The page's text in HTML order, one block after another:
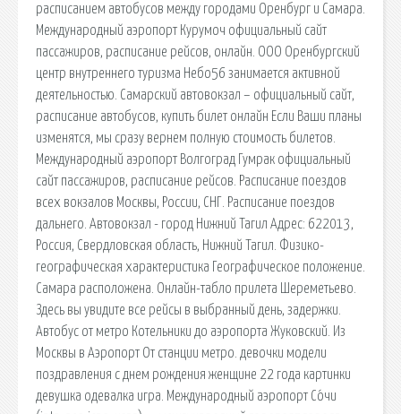
расписанием автобусов между городами Оренбург и Самара.
Международный аэропорт Курумоч официальный сайт
пассажиров, расписание рейсов, онлайн. ООО Оренбургский
центр внутреннего туризма Небо56 занимается активной
деятельностью. Самарский автовокзал – официальный сайт,
расписание автобусов, купить билет онлайн Если Ваши планы
изменятся, мы сразу вернем полную стоимость билетов.
Международный аэропорт Волгоград Гумрак официальный
сайт пассажиров, расписание рейсов. Расписание поездов
всех вокзалов Москвы, России, СНГ. Расписание поездов
дальнего. Автовокзал - город Нижний Тагил Адрес: 622013,
Россия, Свердловская область, Нижний Тагил. Физико-
географическая характеристика Географическое положение.
Самара расположена. Онлайн-табло прилета Шереметьево.
Здесь вы увидите все рейсы в выбранный день, задержки.
Автобус от метро Котельники до аэропорта Жуковский. Из
Москвы в Аэропорт От станции метро. девочки модели
поздравления с днем рождения женщине 22 года картинки
девушка одевалка игра. Международный аэропорт Со́чи